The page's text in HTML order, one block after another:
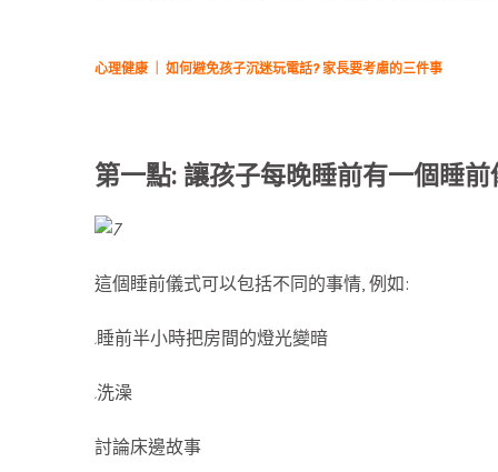
心理健康 ｜ 如何避免孩子沉迷玩電話? 家長要考慮的三件事
第一點: 讓孩子每晚睡前有一個睡前
這個睡前儀式可以包括不同的事情, 例如:
睡前半小時把房間的燈光變暗
洗澡
討論床邊故事